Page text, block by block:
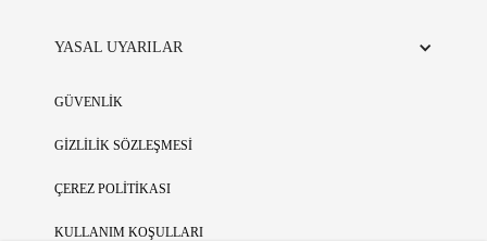
YASAL UYARILAR
GÜVENLİK
GİZLİLİK SÖZLEŞMESİ
ÇEREZ POLİTİKASI
KULLANIM KOŞULLARI